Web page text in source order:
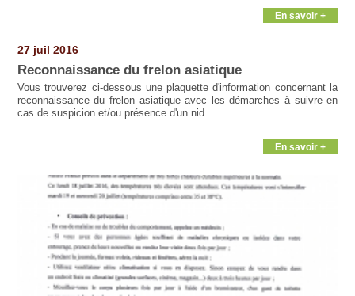
En savoir +
27 juil 2016
Reconnaissance du frelon asiatique
Vous trouverez ci-dessous une plaquette d'information concernant la
reconnaissance du frelon asiatique avec les démarches à suivre en
cas de suspicion et/ou présence d'un nid.
En savoir +